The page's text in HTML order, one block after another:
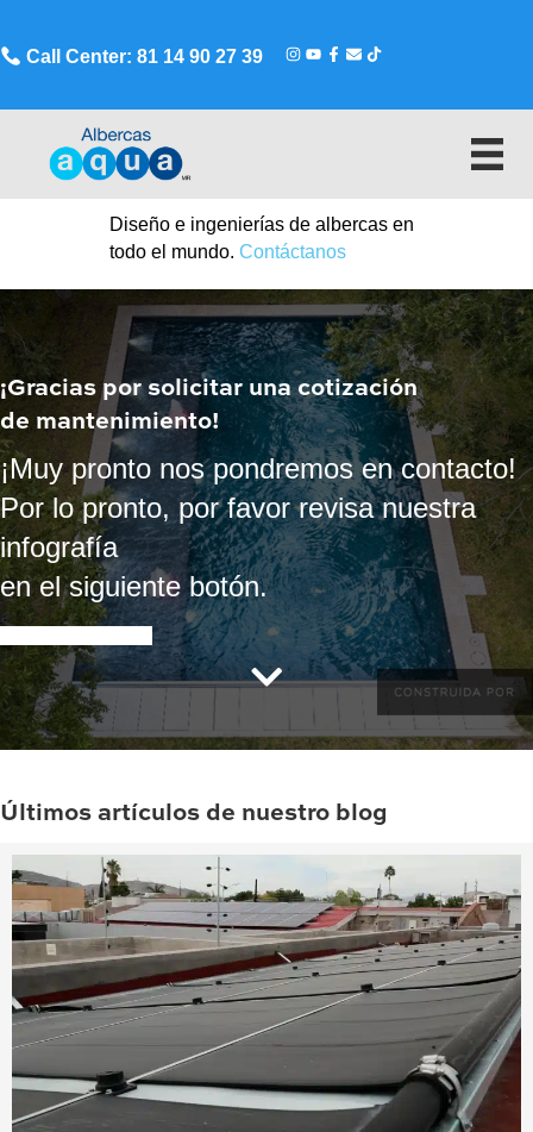
Call Center: 81 14 90 27 39
Diseño e ingenierías de albercas en
todo el mundo. Contáctanos
¡Gracias por solicitar una cotización
de mantenimiento!
¡Muy pronto nos pondremos en contacto!
Por lo pronto, por favor revisa nuestra
infografía
en el siguiente botón.
Últimos artículos de nuestro blog